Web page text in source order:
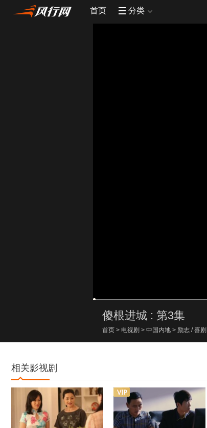
首页 分类
00:00/00:00
傻根进城 : 第3集
首页 > 电视剧 > 中国内地 > 励志 / 喜剧
相关影视剧